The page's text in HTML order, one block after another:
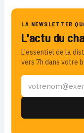
LA NEWSLETTER
L'actu du
L'essentiel de la
vers 7h dans votre